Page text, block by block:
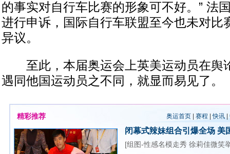
的事实对自行车比赛的形象可不好。” 法
进行申诉，国际自行车联盟至今也未对比
异议。
至此，本届奥运会上英美运动员在舆
遇同他国运动员之不同，就显而易见了。
精彩推荐 奥运首页| 赛程 |快讯|
闭幕式辣妹组合引爆全场 美
[组图-性感名模走秀 徐莉佳微笑